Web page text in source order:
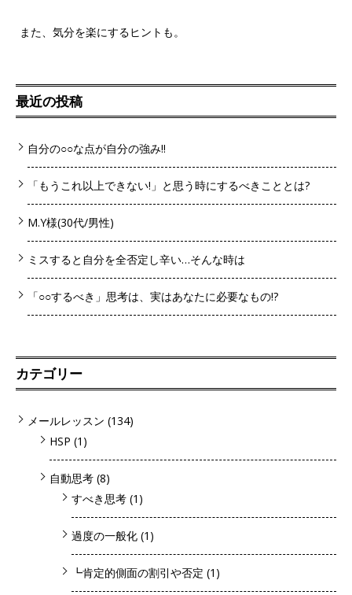
また、気分を楽にするヒントも。
最近の投稿
自分の○○な点が自分の強み!!
「もうこれ以上できない!」と思う時にするべきこととは?
M.Y様(30代/男性)
ミスすると自分を全否定し辛い…そんな時は
「○○するべき」思考は、実はあなたに必要なもの!?
カテゴリー
メールレッスン (134)
HSP (1)
自動思考 (8)
すべき思考 (1)
過度の一般化 (1)
┗肯定的側面の割引や否定 (1)